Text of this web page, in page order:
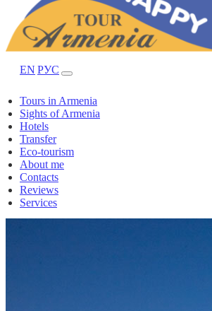
EN РУС
Tours in Armenia
Sights of Armenia
Hotels
Transfer
Eco-tourism
About me
Contacts
Reviews
Services